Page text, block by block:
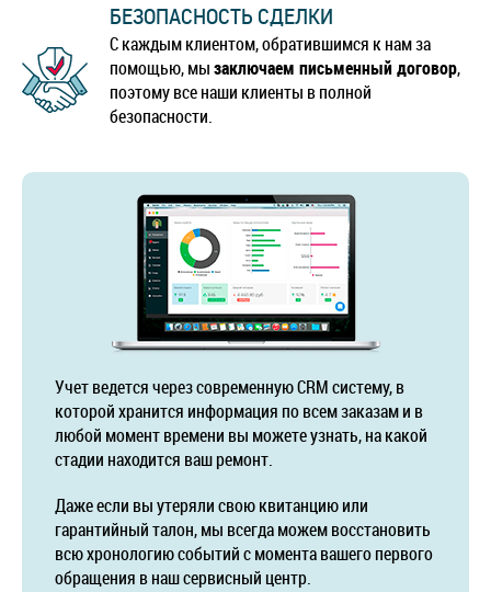
БЕЗОПАСНОСТЬ СДЕЛКИ
С каждым клиентом, обратившимся к нам за
помощью, мызаключаем письменный договор,
поэтому все наши клиенты в полной
безопасности.
Учет ведется через современную CRM систему, в
которой хранится информация по всем заказам и в
любой момент времени вы можете узнать, на какой
стадии находится ваш ремонт.
Даже если вы утеряли свою квитанцию или
гарантийный талон, мы всегда можем восстановить
всю хронологию событий с момента вашего первого
обращения в наш сервисный центр.